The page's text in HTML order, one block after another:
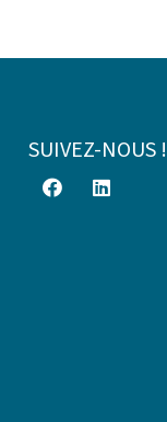
SUIVEZ-NOUS !